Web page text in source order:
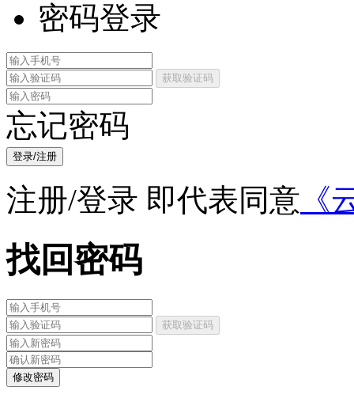
密码登录
获取验证码
忘记密码
登录/注册
注册/登录 即代表同意 《
找回密码
获取验证码
修改密码